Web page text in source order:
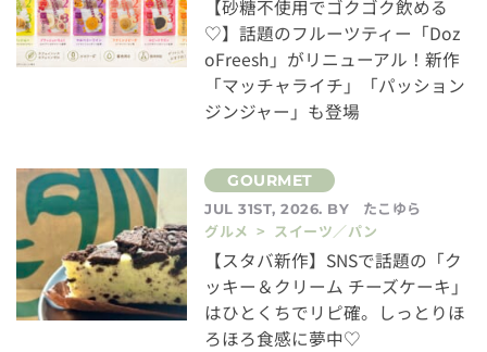
【砂糖不使用でゴクゴク飲める
♡】話題のフルーツティー「Doz
oFreesh」がリニューアル！新作
「マッチャライチ」「パッション
ジンジャー」も登場
JUL 31ST, 2026. BY
たこゆら
グルメ > スイーツ／パン
【スタバ新作】SNSで話題の「ク
ッキー＆クリーム チーズケーキ」
はひとくちでリピ確。しっとりほ
ろほろ食感に夢中♡